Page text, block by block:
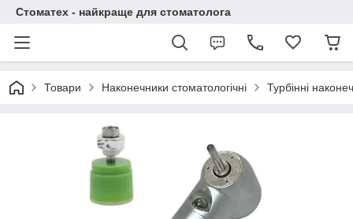
Стоматех - найкраще для стоматолога
Товари Наконечники стоматологічні Турбінні